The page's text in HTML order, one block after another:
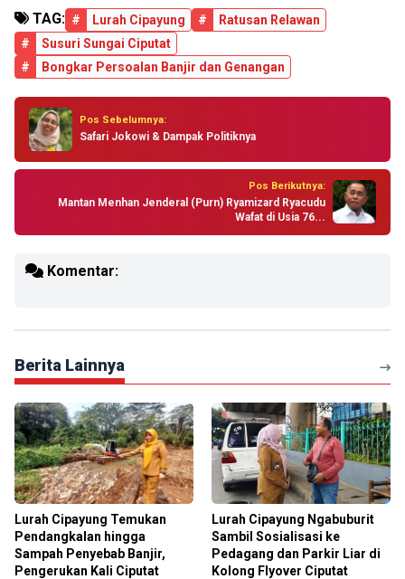
TAG: # Lurah Cipayung #
Ratusan Relawan
#
Susuri Sungai Ciputat
#
Bongkar Persoalan Banjir dan Genangan
Pos Sebelumnya:
Safari Jokowi & Dampak Politiknya
Pos Berikutnya:
Mantan Menhan Jenderal (Purn) Ryamizard Ryacudu
Wafat di Usia 76...
Komentar:
Berita Lainnya
Lurah Cipayung Temukan
Pendangkalan hingga
Sampah Penyebab Banjir,
Pengerukan Kali Ciputat
Lurah Cipayung Ngabuburit
Sambil Sosialisasi ke
Pedagang dan Parkir Liar di
Kolong Flyover Ciputat